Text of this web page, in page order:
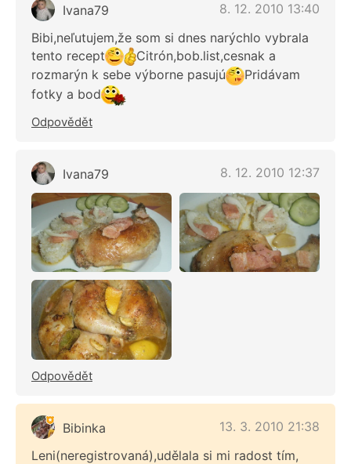
Ivana79
8. 12. 2010 13:40
Bibi,neľutujem,že som si dnes narýchlo vybrala
tento recept
Citrón,bob.list,cesnak a
rozmarýn k sebe výborne pasujú
Pridávam
fotky a bod
Odpovědět
Ivana79 8. 12. 2010 12:37
Odpovědět
Bibinka
13. 3. 2010 21:38
Leni(neregistrovaná),udělala si mi radost tím,